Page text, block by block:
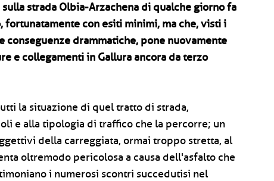
strada Olbia-Arzachena di qualche giorno fa
con esiti minimi, ma che, visti i
drammatiche, pone nuovamente
e collegamenti in Gallura ancora da terzo
la situazione di quel tratto di strada,
e alla tipologia di traffico che la percorre; un
della carreggiata, ormai troppo stretta, al
oltremodo pericolosa a causa dell'asfalto che
i numerosi scontri succedutisi nel